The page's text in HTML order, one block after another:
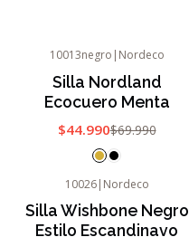
10013negro | Nordeco
Silla Nordland
Ecocuero Menta
$44.990$69.990
10026| Nordeco
Silla Wishbone Negro
Estilo Escandinavo